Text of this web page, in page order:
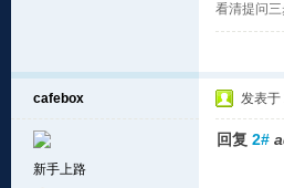
看清提问
cafebox
新手上路
发表
回复 2#